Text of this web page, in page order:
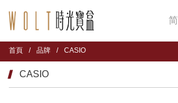
简
首頁 / 品牌 / CASIO
CASIO